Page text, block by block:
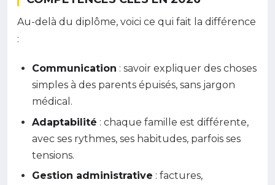
Au-delà du diplôme, voici ce qui fait la différence
:
Communication : savoir expliquer des choses
simples à des parents épuisés, sans jargon
médical.
Adaptabilité : chaque famille est différente,
avec ses rythmes, ses habitudes, parfois ses
tensions.
Gestion administrative : factures,